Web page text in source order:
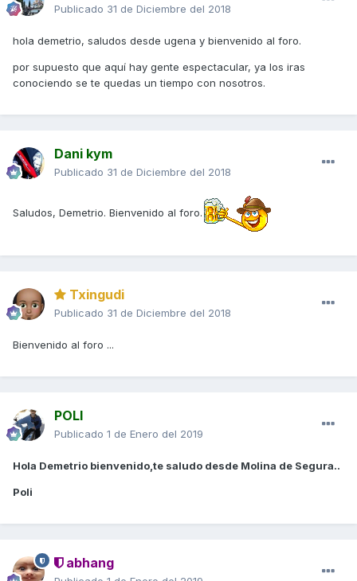
Publicado 31 de Diciembre del 2018
hola demetrio, saludos desde ugena y bienvenido al foro.
por supuesto que aquí hay gente espectacular, ya los iras
conociendo se te quedas un tiempo con nosotros.
Dani kym
Publicado 31 de Diciembre del 2018
Saludos, Demetrio. Bienvenido al foro.
Txingudi
Publicado 31 de Diciembre del 2018
Bienvenido al foro ...
POLI
Publicado 1 de Enero del 2019
Hola Demetrio bienvenido,te saludo desde Molina de Segura..
Poli
abhang